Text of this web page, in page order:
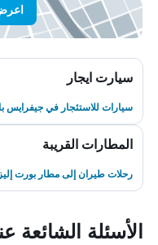
سيارت ايجار
سيارات للاستئجار في جيفرايس
المطارات القريبة
رحلات طيران إلى مطار بورت
الأسئلة الشائعة